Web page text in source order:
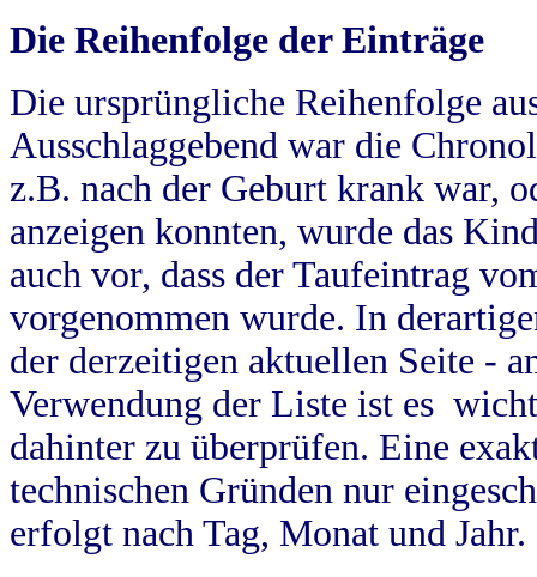
Die Reihenfolge der Einträge
Die ursprüngliche Reihenfolge
Ausschlaggebend war die
z.B. nach der Geburt krank war,
anzeigen konnten, wurde das
auch vor, dass der Taufeintrag
vorgenommen wurde. In
der derzeitigen aktuellen Seite -
Verwendung der Liste ist es
dahinter zu überprüfen. Eine
technischen Gründen nur
erfolgt nach Tag, Monat und Jahr.